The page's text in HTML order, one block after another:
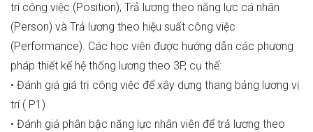
trí công việc (Position), Trả lương theo năng lực cá nhân
(Person) và Trả lương theo hiệu suất công việc
(Performance). Các học viên được hướng dẫn các phương
pháp thiết kế hệ thống lương theo 3P, cụ thể:
• Đánh giá giá trị công việc để xây dựng thang bảng lương vị
trí ( P1)
• Đánh giá phân bậc năng lực nhân viên để trả lương theo